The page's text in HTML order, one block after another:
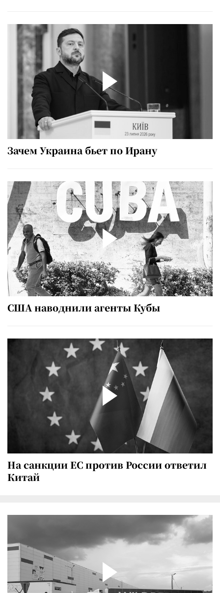
Зачем Украина бьет по Ирану
США наводнили агенты Кубы
На санкции ЕС против России ответил
Китай